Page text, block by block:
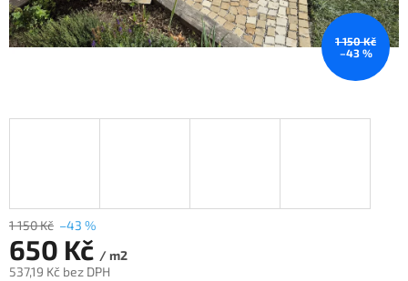
1 150 Kč
–43 %
1 150 Kč –43 %
650 Kč / m2
537,19 Kč bez DPH